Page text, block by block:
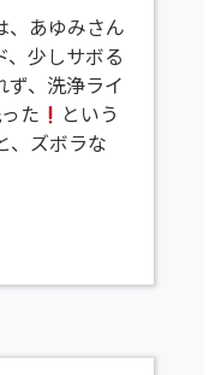
、あゆみさん
、少しサボる
ず、洗浄ライ
た
という
、ズボラな